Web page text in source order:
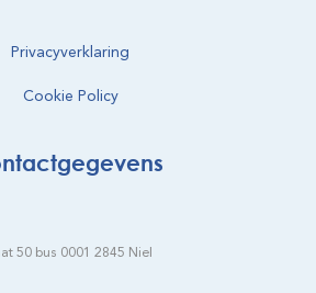
Privacyverklaring
Cookie Policy
50 bus 0001 2845 Niel